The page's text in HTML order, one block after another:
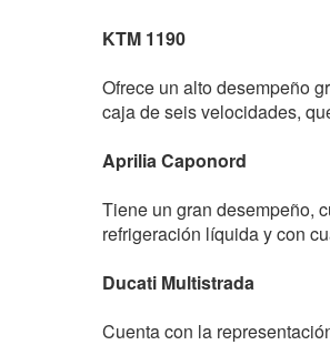
KTM 1190
Ofrece un alto desempeño
caja de seis velocidades,
Aprilia Caponord
Tiene un gran desempeño,
refrigeración líquida y con
Ducati Multistrada
Cuenta con la